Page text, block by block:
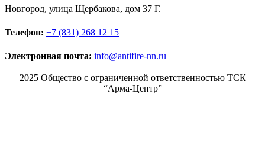
Новгород, улица Щербакова, дом 37 Г.
Телефон: +7 (831) 268 12 15
Электронная почта: info@antifire-nn.ru
2025 Общество с ограниченной ответственностью ТСК
“Арма-Центр”